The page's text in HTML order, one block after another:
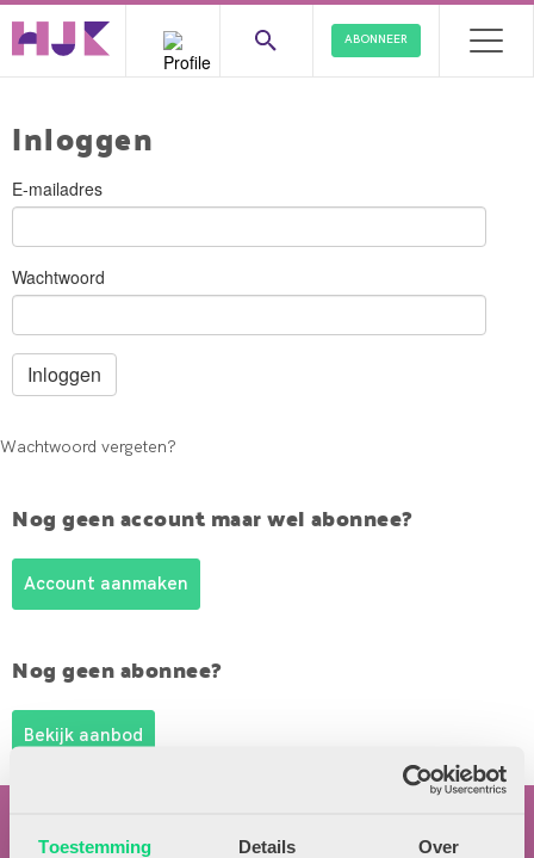
Toestemming Details Over
ABONNEER
Inloggen
E-mailadres
Wachtwoord
Wachtwoord vergeten?
Nog geen account maar wel abonnee?
Account aanmaken
Nog geen abonnee?
Bekijk aanbod